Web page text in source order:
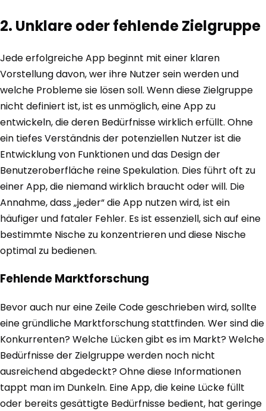
2. Unklare oder fehlende Zielgruppe
Jede erfolgreiche App beginnt mit einer klaren
Vorstellung davon, wer ihre Nutzer sein werden und
welche Probleme sie lösen soll. Wenn diese Zielgruppe
nicht definiert ist, ist es unmöglich, eine App zu
entwickeln, die deren Bedürfnisse wirklich erfüllt. Ohne
ein tiefes Verständnis der potenziellen Nutzer ist die
Entwicklung von Funktionen und das Design der
Benutzeroberfläche reine Spekulation. Dies führt oft zu
einer App, die niemand wirklich braucht oder will. Die
Annahme, dass „jeder“ die App nutzen wird, ist ein
häufiger und fataler Fehler. Es ist essenziell, sich auf eine
bestimmte Nische zu konzentrieren und diese Nische
optimal zu bedienen.
Fehlende Marktforschung
Bevor auch nur eine Zeile Code geschrieben wird, sollte
eine gründliche Marktforschung stattfinden. Wer sind die
Konkurrenten? Welche Lücken gibt es im Markt? Welche
Bedürfnisse der Zielgruppe werden noch nicht
ausreichend abgedeckt? Ohne diese Informationen
tappt man im Dunkeln. Eine App, die keine Lücke füllt
oder bereits gesättigte Bedürfnisse bedient, hat geringe